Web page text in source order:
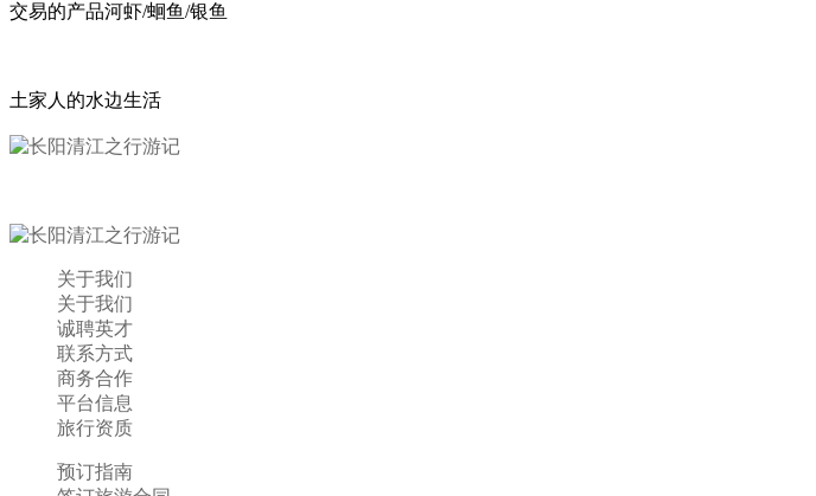
交易的产品河虾/蛔鱼/银鱼
土家人的水边生活
关于我们
关于我们
诚聘英才
联系方式
商务合作
平台信息
旅行资质
预订指南